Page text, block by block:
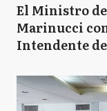
El Ministro
Marinucci
Intendente